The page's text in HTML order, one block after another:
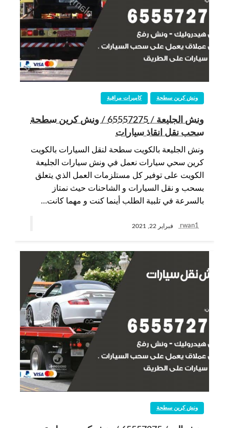
كاميرات مراقبة ونش كرين سطحة
ونش الجليعة / 65557275 / ونش كرين سطحة
سحب نقل انقاذ سيارات
ونش الجليعة بالكويت سطحة لنقل السيارات بالكويت
كرين سحي سيارات نعمل في ونش سيارات الجليعة
الكويت على توفير كل مستلزمات العمل الذي يتعلق
بسحب و نقل السيارات و الشاحنات حيث نمتاز
بالسرعة في تلبية الطلب أينما كنت و مهما كانت…
rwan1 فبراير 22, 2021
ونش كرين سطحة